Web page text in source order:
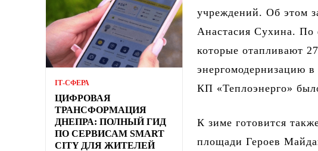
ІТ-СФЕРА
ЦИФРОВАЯ
ТРАНСФОРМАЦИЯ
ДНЕПРА: ПОЛНЫЙ ГИД
ПО СЕРВИСАМ SMART
CITY ДЛЯ ЖИТЕЛЕЙ
учреждений. Об этом
Анастасия Сухина. По
которые отапливают
энергомодернизацию
КП «Теплоэнерго»
К зиме готовится
площади Героев